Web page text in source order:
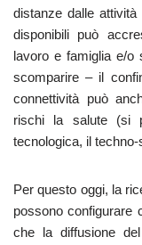
distanze dalle
disponibili può
lavoro e famiglia e/o
scomparire – il
connettività può
rischi la salute (si
tecnologica, il
Per questo oggi, la
possono configurare
che la diffusione